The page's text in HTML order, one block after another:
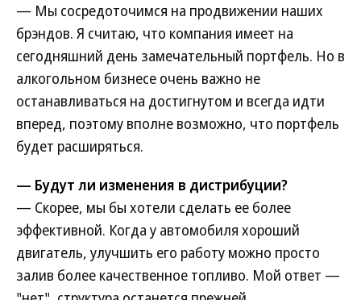
— Мы сосредоточимся на продвижении наших
брэндов. Я считаю, что компания имеет на
сегодняшний день замечательный портфель. Но в
алкогольном бизнесе очень важно не
останавливаться на достигнутом и всегда идти
вперед, поэтому вполне возможно, что портфель
будет расширяться.
— Будут ли изменения в дистрибуции?
— Скорее, мы бы хотели сделать ее более
эффективной. Когда у автомобиля хороший
двигатель, улучшить его работу можно просто
залив более качественное топливо. Мой ответ —